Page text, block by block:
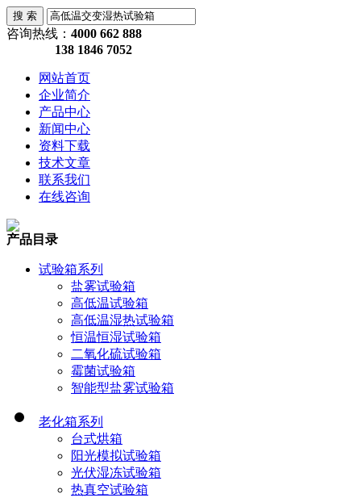
咨询热线： 4000 662 888
138 1846 7052
网站首页
企业简介
产品中心
新闻中心
资料下载
技术文章
联系我们
在线咨询
产品目录
试验箱系列
盐雾试验箱
高低温试验箱
高低温湿热试验箱
恒温恒湿试验箱
二氧化硫试验箱
霉菌试验箱
智能型盐雾试验箱
老化箱系列
台式烘箱
阳光模拟试验箱
光伏湿冻试验箱
热真空试验箱